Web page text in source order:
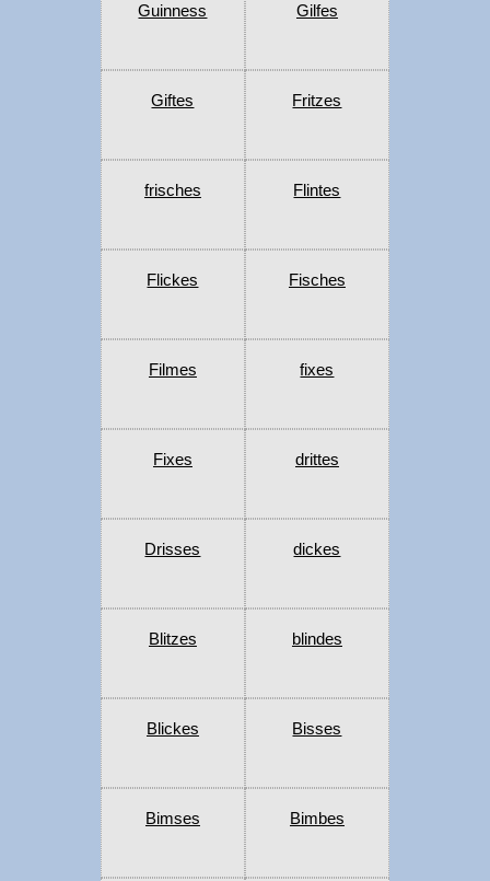
Guinness Gilfes
Giftes Fritzes
frisches Flintes
Flickes Fisches
Filmes fixes
Fixes drittes
Drisses dickes
Blitzes blindes
Blickes Bisses
Bimses Bimbes